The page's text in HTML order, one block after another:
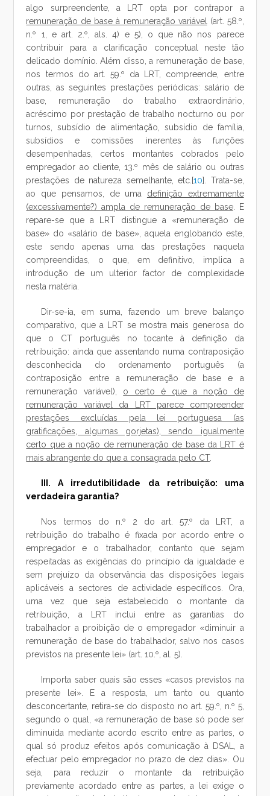
algo surpreendente, a LRT opta por contrapor a
remuneração de base à remuneração variável
(art. 58.º,
n.º 1, e art. 2.º, als. 4) e 5), o que não nos parece
contribuir para a clarificação conceptual neste tão
delicado domínio. Além disso, a remuneração de base,
nos termos do art. 59.º da LRT, compreende, entre
outras, as seguintes prestações periódicas: salário de
base, remuneração do trabalho extraordinário,
acréscimo por prestação de trabalho nocturno ou por
turnos, subsídio de alimentação, subsídio de família,
subsídios e comissões inerentes às funções
desempenhadas, certos montantes cobrados pelo
empregador ao cliente, 13.º mês de salário ou outras
prestações de natureza semelhante, etc.[10]. Trata-se,
ao que pensamos, de uma definição extremamente
(excessivamente?) ampla de remuneração de base. E
repare-se que a LRT distingue a «remuneração de
base» do «salário de base», aquela englobando este,
este sendo apenas uma das prestações naquela
compreendidas, o que, em definitivo, implica a
introdução de um ulterior factor de complexidade
nesta matéria.
Dir-se-ia, em suma, fazendo um breve balanço
comparativo, que a LRT se mostra mais generosa do
que o CT português no tocante à definição da
retribuição: ainda que assentando numa contraposição
desconhecida do ordenamento português (a
contraposição entre a remuneração de base e a
remuneração variável), o certo é que a noção de
remuneração variável da LRT parece compreender
prestações excluídas pela lei portuguesa (as
gratificações, algumas gorjetas), sendo igualmente
certo que a noção de remuneração de base da LRT é
mais abrangente do que a consagrada pelo CT.
III. A irredutibilidade da retribuição: uma
verdadeira garantia?
Nos termos do n.º 2 do art. 57.º da LRT, a
retribuição do trabalho é fixada por acordo entre o
empregador e o trabalhador, contanto que sejam
respeitadas as exigências do princípio da igualdade e
sem prejuízo da observância das disposições legais
aplicáveis a sectores de actividade específicos. Ora,
uma vez que seja estabelecido o montante da
retribuição, a LRT inclui entre as garantias do
trabalhador a proibição de o empregador «diminuir a
remuneração de base do trabalhador, salvo nos casos
previstos na presente lei» (art. 10.º, al. 5).
Importa saber quais são esses «casos previstos na
presente lei». E a resposta, um tanto ou quanto
desconcertante, retira-se do disposto no art. 59.º, n.º 5,
segundo o qual, «a remuneração de base só pode ser
diminuída mediante acordo escrito entre as partes, o
qual só produz efeitos após comunicação à DSAL, a
efectuar pelo empregador no prazo de dez dias». Ou
seja, para reduzir o montante da retribuição
previamente acordado entre as partes, a lei exige o